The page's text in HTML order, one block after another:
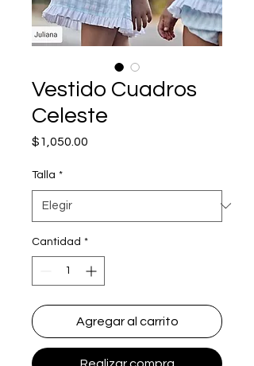
Vestido Cuadros
Celeste
$1,050.00
Talla *
Cantidad *
Agregar al carrito